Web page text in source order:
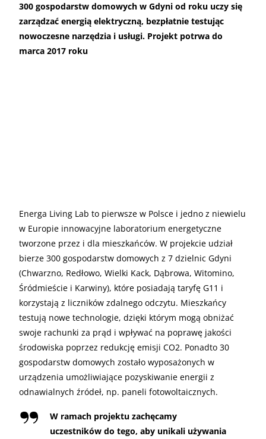
300 gospodarstw domowych w Gdyni od roku uczy się
zarządzać energią elektryczną, bezpłatnie testując
nowoczesne narzędzia i usługi. Projekt potrwa do
marca 2017 roku
Energa Living Lab to pierwsze w Polsce i jedno z niewielu
w Europie innowacyjne laboratorium energetyczne
tworzone przez i dla mieszkańców. W projekcie udział
bierze 300 gospodarstw domowych z 7 dzielnic Gdyni
(Chwarzno, Redłowo, Wielki Kack, Dąbrowa, Witomino,
Śródmieście i Karwiny), które posiadają taryfę G11 i
korzystają z liczników zdalnego odczytu. Mieszkańcy
testują nowe technologie, dzięki którym mogą obniżać
swoje rachunki za prąd i wpływać na poprawę jakości
środowiska poprzez redukcję emisji CO2. Ponadto 30
gospodarstw domowych zostało wyposażonych w
urządzenia umożliwiające pozyskiwanie energii z
odnawialnych źródeł, np. paneli fotowoltaicznych.
W ramach projektu zachęcamy
uczestników do tego, aby unikali używania